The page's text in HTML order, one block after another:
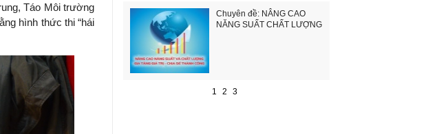
Táo Môi trường
hình thức thi “hái
Chuyên đề: NÂNG CAO
NĂNG SUẤT CHẤT LƯỢNG
1 2 3